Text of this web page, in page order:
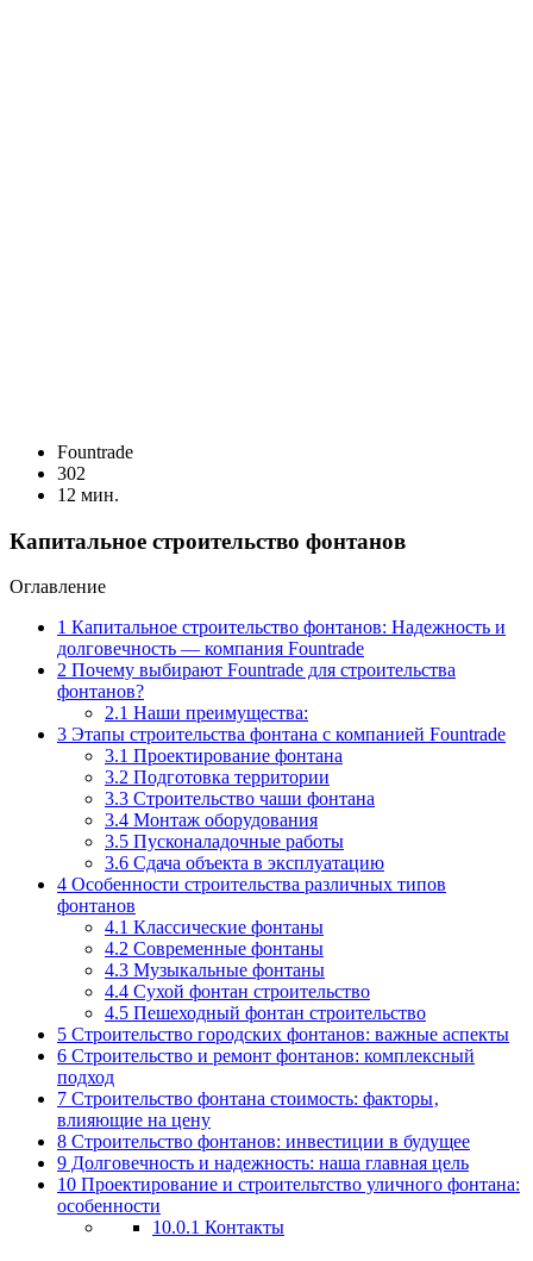
Fоuntrade
302
12 мин.
Капитальное строительство фонтанов
Оглавление
1 Капитальное строительство фонтанов: Надежность и
долговечность — компания Fountrade
2 Почему выбирают Fountrade для строительства
фонтанов?
2.1 Наши преимущества:
3 Этапы строительства фонтана с компанией Fountrade
3.1 Проектирование фонтана
3.2 Подготовка территории
3.3 Строительство чаши фонтана
3.4 Монтаж оборудования
3.5 Пусконаладочные работы
3.6 Сдача объекта в эксплуатацию
4 Особенности строительства различных типов
фонтанов
4.1 Классические фонтаны
4.2 Современные фонтаны
4.3 Музыкальные фонтаны
4.4 Сухой фонтан строительство
4.5 Пешеходный фонтан строительство
5 Строительство городских фонтанов: важные аспекты
6 Строительство и ремонт фонтанов: комплексный
подход
7 Строительство фонтана стоимость: факторы‚
влияющие на цену
8 Строительство фонтанов: инвестиции в будущее
9 Долговечность и надежность: наша главная цель
10 Проектирование и строительтство уличного фонтана:
особенности
10.0.1 Контакты